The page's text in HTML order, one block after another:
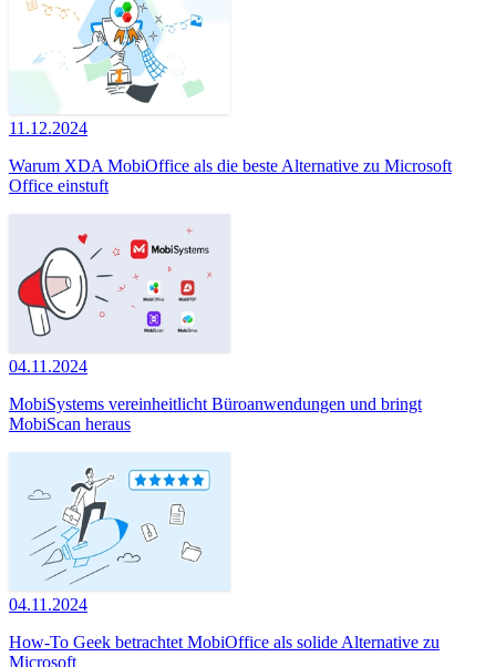
11.12.2024
Warum XDA MobiOffice als die beste Alternative zu Microsoft
Office einstuft
04.11.2024
MobiSystems vereinheitlicht Büroanwendungen und bringt
MobiScan heraus
04.11.2024
How-To Geek betrachtet MobiOffice als solide Alternative zu
Microsoft